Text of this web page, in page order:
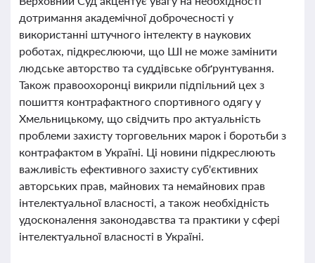
дотримання академічної доброчесності у
використанні штучного інтелекту в наукових
роботах, підкреслюючи, що ШІ не може замінити
людське авторство та суддівське обґрунтування.
Також правоохоронці викрили підпільний цех з
пошиття контрафактного спортивного одягу у
Хмельницькому, що свідчить про актуальність
проблеми захисту торговельних марок і боротьби з
контрафактом в Україні. Ці новини підкреслюють
важливість ефективного захисту суб'єктивних
авторських прав, майнових та немайнових прав
інтелектуальної власності, а також необхідність
удосконалення законодавства та практики у сфері
інтелектуальної власності в Україні.